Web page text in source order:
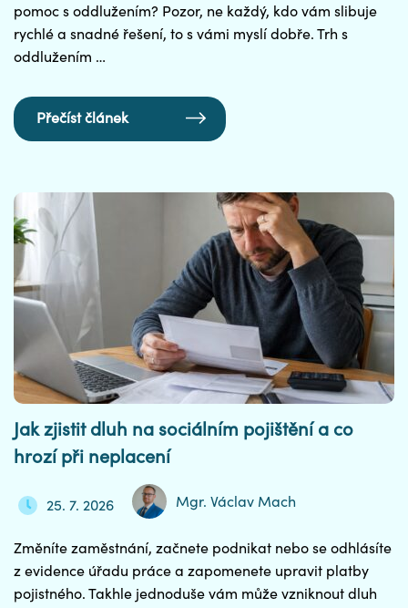
pomoc s oddlužením? Pozor, ne každý, kdo vám slibuje
rychlé a snadné řešení, to s vámi myslí dobře. Trh s
oddlužením …
Přečíst článek
Jak zjistit dluh na sociálním pojištění a co
hrozí při neplacení
25. 7. 2026 Mgr. Václav Mach
Změníte zaměstnání, začnete podnikat nebo se odhlásíte
z evidence úřadu práce a zapomenete upravit platby
pojistného. Takhle jednoduše vám může vzniknout dluh